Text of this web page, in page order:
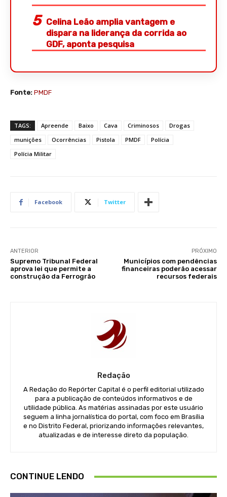
Celina Leão amplia vantagem e
dispara na liderança da corrida ao
GDF, aponta pesquisa
Fonte: PMDF
TAGS: Apreende Baixo Cava Criminosos
Drogas
munições
Ocorrências Pistola PMDF
Polícia
Polícia Militar
Facebook Twitter
ANTERIOR
Supremo Tribunal Federal
aprova lei que permite a
construção da Ferrogrão
PRÓXIMO
Municípios com pendências
financeiras poderão acessar
recursos federais
Redação
A Redação do Repórter Capital é o perfil editorial utilizado
para a publicação de conteúdos informativos e de
utilidade pública. As matérias assinadas por este usuário
seguem a linha jornalística do portal, com foco em Brasília
e no Distrito Federal, priorizando informações relevantes,
atualizadas e de interesse direto da população.
CONTINUE LENDO